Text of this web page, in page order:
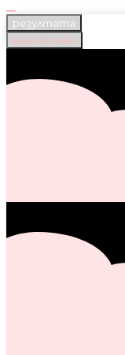
резултата
Виж всички